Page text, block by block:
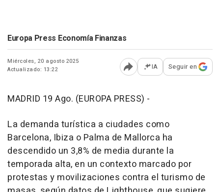
Europa Press Economía Finanzas
Miércoles, 20 agosto 2025
Actualizado: 13:22
Abrir opciones para
IA Seguir en
MADRID 19 Ago. (EUROPA PRESS) -
La demanda turística a ciudades como
Barcelona, Ibiza o Palma de Mallorca ha
descendido un 3,8% de media durante la
temporada alta, en un contexto marcado por
protestas y movilizaciones contra el turismo de